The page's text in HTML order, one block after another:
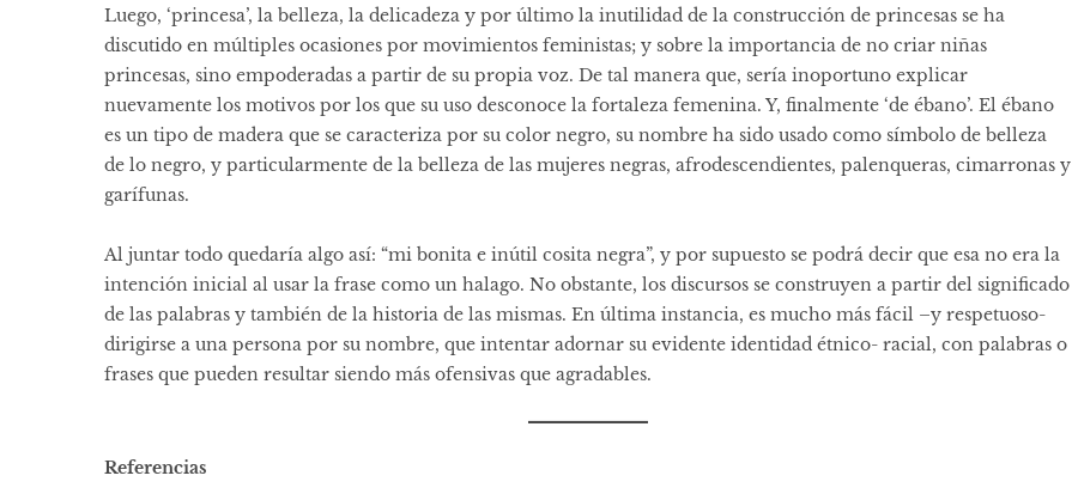
Luego, ‘princesa’, la belleza, la delicadeza y por último la inutilidad de la construcción de princesas se ha
discutido en múltiples ocasiones por movimientos feministas; y sobre la importancia de no criar niñas
princesas, sino empoderadas a partir de su propia voz. De tal manera que, sería inoportuno explicar
nuevamente los motivos por los que su uso desconoce la fortaleza femenina. Y, finalmente ‘de ébano’. El ébano
es un tipo de madera que se caracteriza por su color negro, su nombre ha sido usado como símbolo de belleza
de lo negro, y particularmente de la belleza de las mujeres negras, afrodescendientes, palenqueras, cimarronas y
garífunas.
Al juntar todo quedaría algo así: “mi bonita e inútil cosita negra”, y por supuesto se podrá decir que esa no era la
intención inicial al usar la frase como un halago. No obstante, los discursos se construyen a partir del significado
de las palabras y también de la historia de las mismas. En última instancia, es mucho más fácil –y respetuoso-
dirigirse a una persona por su nombre, que intentar adornar su evidente identidad étnico- racial, con palabras o
frases que pueden resultar siendo más ofensivas que agradables.
Referencias